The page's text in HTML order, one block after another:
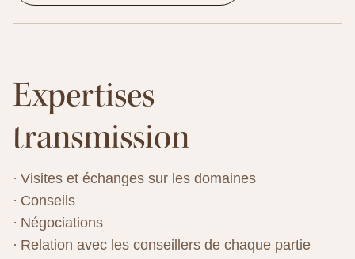
Expertises
transmission
Visites et échanges sur les domaines
Conseils
Négociations
Relation avec les conseillers de chaque partie